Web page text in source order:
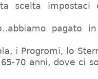
scelta
pagato
i Progromi, lo
70 anni, dove ci